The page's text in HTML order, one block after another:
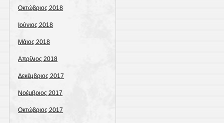
Οκτώβριος 2018
Ιούνιος 2018
Μάιος 2018
Απρίλιος 2018
Δεκέμβριος 2017
Νοέμβριος 2017
Οκτώβριος 2017